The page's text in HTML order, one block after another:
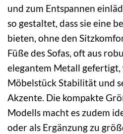
und zum Entspannen
so gestaltet, dass sie eine
bieten, ohne den
Füße des Sofas, oft aus
elegantem Metall gefertigt,
Möbelstück Stabilität und
Akzente. Die kompakte
Modells macht es zudem
oder als Ergänzung zu